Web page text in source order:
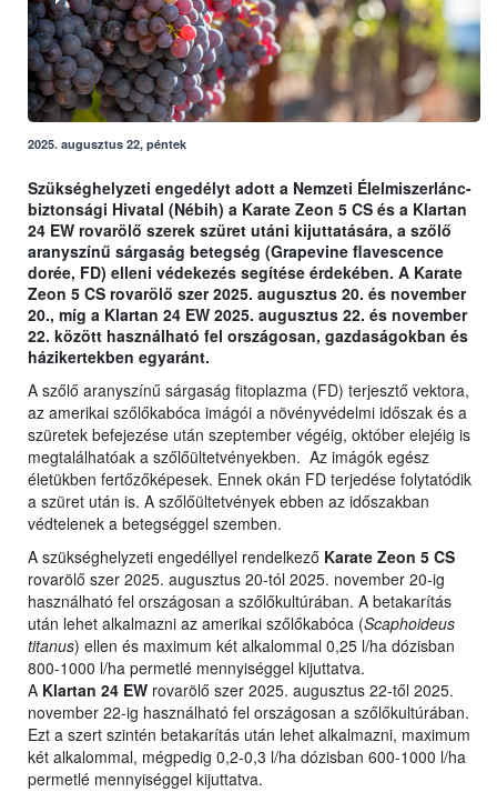
2025. augusztus 22, péntek
Szükséghelyzeti engedélyt adott a Nemzeti Élelmiszerlánc-
biztonsági Hivatal (Nébih) a Karate Zeon 5 CS és a Klartan
24 EW rovarölő szerek szüret utáni kijuttatására, a szőlő
aranyszínű sárgaság betegség (Grapevine flavescence
dorée, FD) elleni védekezés segítése érdekében. A Karate
Zeon 5 CS rovarölő szer 2025. augusztus 20. és november
20., míg a Klartan 24 EW 2025. augusztus 22. és november
22. között használható fel országosan, gazdaságokban és
házikertekben egyaránt.
A szőlő aranyszínű sárgaság fitoplazma (FD) terjesztő vektora,
az amerikai szőlőkabóca imágói a növényvédelmi időszak és a
szüretek befejezése után szeptember végéig, október elejéig is
megtalálhatóak a szőlőültetvényekben. Az imágók egész
életükben fertőzőképesek. Ennek okán FD terjedése folytatódik
a szüret után is. A szőlőültetvények ebben az időszakban
védtelenek a betegséggel szemben.
A szükséghelyzeti engedéllyel rendelkező Karate Zeon 5 CS
rovarölő szer 2025. augusztus 20-tól 2025. november 20-ig
használható fel országosan a szőlőkultúrában. A betakarítás
után lehet alkalmazni az amerikai szőlőkabóca (Scaphoideus
titanus) ellen és maximum két alkalommal 0,25 l/ha dózisban
800-1000 l/ha permetlé mennyiséggel kijuttatva.
A Klartan 24 EW rovarölő szer 2025. augusztus 22-től 2025.
november 22-ig használható fel országosan a szőlőkultúrában.
Ezt a szert szintén betakarítás után lehet alkalmazni, maximum
két alkalommal, mégpedig 0,2-0,3 l/ha dózisban 600-1000 l/ha
permetlé mennyiséggel kijuttatva.